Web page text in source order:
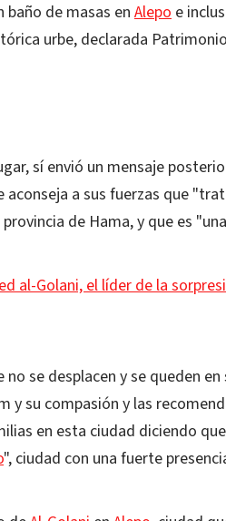
baño de masas en Alepo e
urbe, declarada
sí envió un mensaje
a sus fuerzas que
de Hama, y que es
al-Golani, el líder de la
se desplacen y se queden en
y su compasión y las
en esta ciudad diciendo
", ciudad con una fuerte